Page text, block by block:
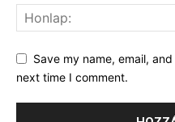
Save my name, email,
next time I comment.